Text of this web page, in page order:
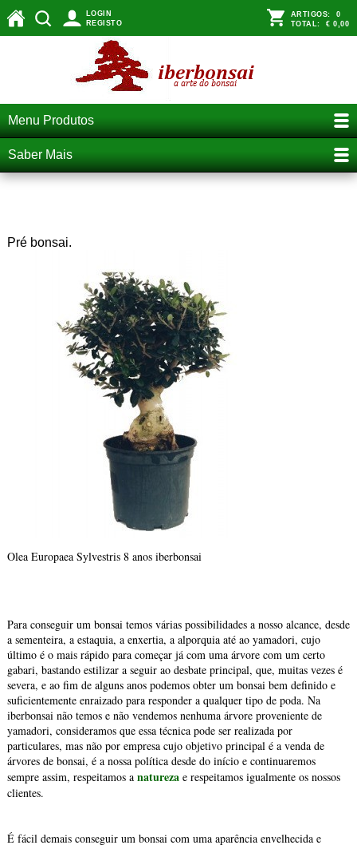
LOGIN
REGISTO
ARTIGOS: 0
TOTAL: € 0,00
Menu Produtos
Saber Mais
Pré bonsai.
Olea Europaea Sylvestris 8 anos iberbonsai
Para conseguir um bonsai temos várias possibilidades a nosso alcance, desde
a sementeira, a estaquia, a enxertia, a alporquia até ao yamadori, cujo
último é o mais rápido para começar já com uma árvore com um certo
gabari, bastando estilizar a seguir ao desbate principal, que, muitas vezes é
severa, e ao fim de alguns anos podemos obter um bonsai bem definido e
suficientemente enraizado para responder a qualquer tipo de poda. Na
iberbonsai não temos e não vendemos nenhuma árvore proveniente de
yamadori, consideramos que essa técnica pode ser realizada por
particulares, mas não por empresa cujo objetivo principal é a venda de
árvores de bonsai, é a nossa política desde do início e continuaremos
sempre assim, respeitamos a natureza e respeitamos igualmente os nossos
clientes.
É fácil demais conseguir um bonsai com uma aparência envelhecida e